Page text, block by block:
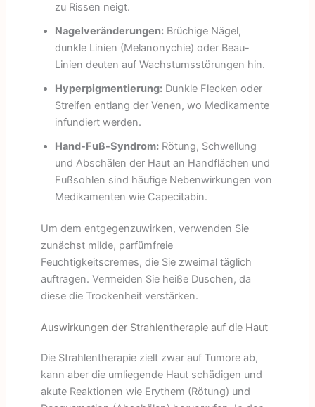
zu Rissen neigt.
Nagelveränderungen:Brüchige Nägel,
dunkle Linien (Melanonychie) oder Beau-
Linien deuten auf Wachstumsstörungen hin.
Hyperpigmentierung:Dunkle Flecken oder
Streifen entlang der Venen, wo Medikamente
infundiert werden.
Hand-Fuß-Syndrom:Rötung, Schwellung
und Abschälen der Haut an Handflächen und
Fußsohlen sind häufige Nebenwirkungen von
Medikamenten wie Capecitabin.
Um dem entgegenzuwirken, verwenden Sie
zunächst milde, parfümfreie
Feuchtigkeitscremes, die Sie zweimal täglich
auftragen. Vermeiden Sie heiße Duschen, da
diese die Trockenheit verstärken.
Auswirkungen der Strahlentherapie auf die Haut
Die Strahlentherapie zielt zwar auf Tumore ab,
kann aber die umliegende Haut schädigen und
akute Reaktionen wie Erythem (Rötung) und